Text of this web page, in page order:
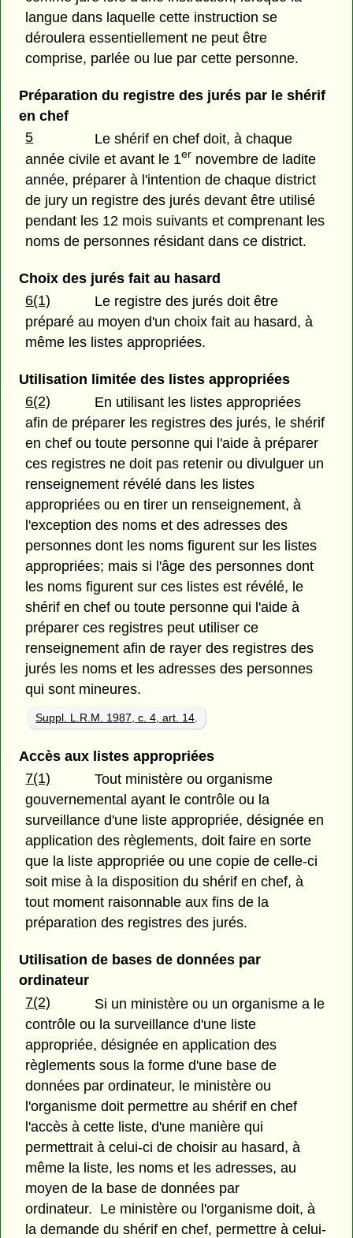
langue dans laquelle cette instruction se
déroulera essentiellement ne peut être
comprise, parlée ou lue par cette personne.
Préparation du registre des jurés par le shérif
en chef
5
Le shérif en chef doit, à chaque
année civile et avant le 1er novembre de ladite
année, préparer à l'intention de chaque district
de jury un registre des jurés devant être utilisé
pendant les 12 mois suivants et comprenant les
noms de personnes résidant dans ce district.
Choix des jurés fait au hasard
6(1)
Le registre des jurés doit être
préparé au moyen d'un choix fait au hasard, à
même les listes appropriées.
Utilisation limitée des listes appropriées
6(2)
En utilisant les listes appropriées
afin de préparer les registres des jurés, le shérif
en chef ou toute personne qui l'aide à préparer
ces registres ne doit pas retenir ou divulguer un
renseignement révélé dans les listes
appropriées ou en tirer un renseignement, à
l'exception des noms et des adresses des
personnes dont les noms figurent sur les listes
appropriées; mais si l'âge des personnes dont
les noms figurent sur ces listes est révélé, le
shérif en chef ou toute personne qui l'aide à
préparer ces registres peut utiliser ce
renseignement afin de rayer des registres des
jurés les noms et les adresses des personnes
qui sont mineures.
Suppl. L.R.M. 1987, c. 4, art. 14
Accès aux listes appropriées
7(1)
Tout ministère ou organisme
gouvernemental ayant le contrôle ou la
surveillance d'une liste appropriée, désignée en
application des règlements, doit faire en sorte
que la liste appropriée ou une copie de celle-ci
soit mise à la disposition du shérif en chef, à
tout moment raisonnable aux fins de la
préparation des registres des jurés.
Utilisation de bases de données par
ordinateur
7(2)
Si un ministère ou un organisme a le
contrôle ou la surveillance d'une liste
appropriée, désignée en application des
règlements sous la forme d'une base de
données par ordinateur, le ministère ou
l'organisme doit permettre au shérif en chef
l'accès à cette liste, d'une manière qui
permettrait à celui-ci de choisir au hasard, à
même la liste, les noms et les adresses, au
moyen de la base de données par
ordinateur. Le ministère ou l'organisme doit, à
la demande du shérif en chef, permettre à celui-